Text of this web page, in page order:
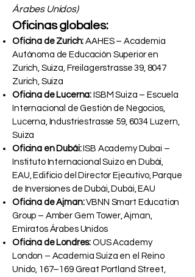
Árabes Unidos)
Oficinas globales:
Oficina de Zurich: AAHES – Academia
Autónoma de Educación Superior en
Zurich, Suiza, Freilagerstrasse 39, 8047
Zurich, Suiza
Oficina de Lucerna: ISBM Suiza – Escuela
Internacional de Gestión de Negocios,
Lucerna, Industriestrasse 59, 6034 Luzern,
Suiza
Oficina en Dubái:ISB Academy Dubai –
Instituto Internacional Suizo en Dubái,
EAU, Edificio del Director Ejecutivo, Parque
de Inversiones de Dubái, Dubái, EAU
Oficina de Ajman:VBNN Smart Education
Group – Amber Gem Tower, Ajman,
Emiratos Árabes Unidos
Oficina de Londres: OUS Academy
London – Academia Suiza en el Reino
Unido, 167–169 Great Portland Street,